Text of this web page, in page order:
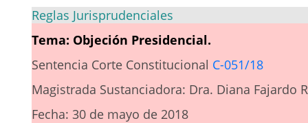
Reglas Jurisprudenciales
Tema: Objeción Presidencial.
Sentencia Corte Constitucional C-051/18
Magistrada Sustanciadora: Dra. Diana Fajardo
Fecha: 30 de mayo de 2018